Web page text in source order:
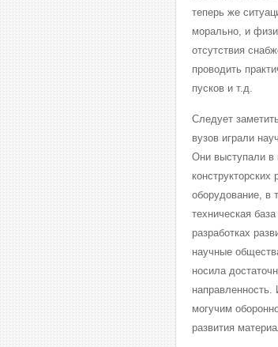
теперь же
морально, и
отсутствия
проводить
пусков и т.д.
Следует
вузов играли
Они выступали в
оборудование, в
техническая
разработках
научные
носила
могучим
развития